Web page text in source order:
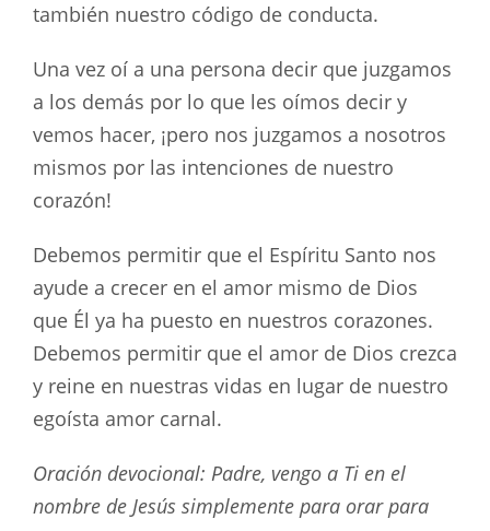
también nuestro código de conducta.
Una vez oí a una persona decir que juzgamos
a los demás por lo que les oímos decir y
vemos hacer, ¡pero nos juzgamos a nosotros
mismos por las intenciones de nuestro
corazón!
Debemos permitir que el Espíritu Santo nos
ayude a crecer en el amor mismo de Dios
que Él ya ha puesto en nuestros corazones.
Debemos permitir que el amor de Dios crezca
y reine en nuestras vidas en lugar de nuestro
egoísta amor carnal.
Oración devocional: Padre, vengo a Ti en el
nombre de Jesús simplemente para orar para